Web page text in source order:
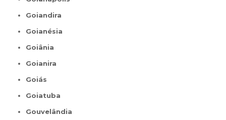
Goiandira
Goianésia
Goiânia
Goianira
Goiás
Goiatuba
Gouvelândia